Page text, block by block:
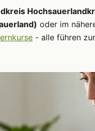
oder im
- alle führen